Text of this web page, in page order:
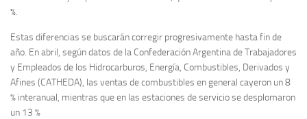
%.
Estas diferencias se buscarán corregir progresivamente hasta fin de
año. En abril, según datos de la Confederación Argentina de Trabajadores
y Empleados de los Hidrocarburos, Energía, Combustibles, Derivados y
Afines (CATHEDA), las ventas de combustibles en general cayeron un 8
% interanual, mientras que en las estaciones de servicio se desplomaron
un 13 %